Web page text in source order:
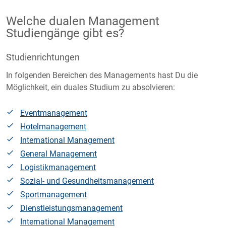
Welche dualen Management
Studiengänge gibt es?
Studienrichtungen
In folgenden Bereichen des Managements hast Du die
Möglichkeit, ein duales Studium zu absolvieren:
Eventmanagement
Hotelmanagement
International Management
General Management
Logistikmanagement
Sozial- und Gesundheitsmanagement
Sportmanagement
Dienstleistungsmanagement
International Management